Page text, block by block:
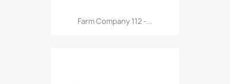
Anteprima
Farm Company 112 -...